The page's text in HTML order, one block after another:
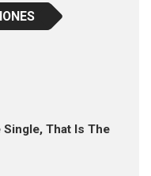
Single, That Is The